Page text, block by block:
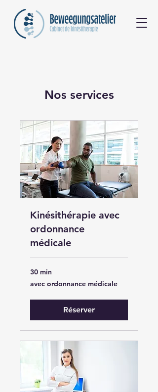
Nos services
Kinésithérapie avec
ordonnance
médicale
30 min
ordonnance
avec ordonnance médicale
Réserver